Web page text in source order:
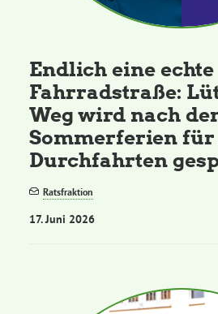
Endlich eine echte
Fahrradstraße:
Weg wird nach
Sommerferien für
Durchfahrten
Ratsfraktion
17. Juni 2026